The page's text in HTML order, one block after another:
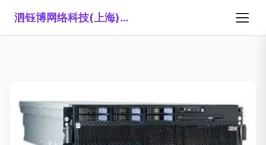
泗钰博网络科技(上海)有限公司